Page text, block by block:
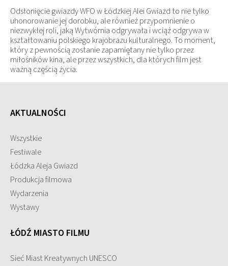
Odsłonięcie gwiazdy WFO w Łódzkiej Alei Gwiazd to nie tylko
uhonorowanie jej dorobku, ale również przypomnienie o
niezwykłej roli, jaką Wytwórnia odgrywała i wciąż odgrywa w
kształtowaniu polskiego krajobrazu kulturalnego. To moment,
który z pewnością zostanie zapamiętany nie tylko przez
miłośników kina, ale przez wszystkich, dla których film jest
ważną częścią życia.
AKTUALNOŚCI
Wszystkie
Festiwale
Łódzka Aleja Gwiazd
Produkcja filmowa
Wydarzenia
Wystawy
ŁÓDŹ MIASTO FILMU
Sieć Miast Kreatywnych UNESCO